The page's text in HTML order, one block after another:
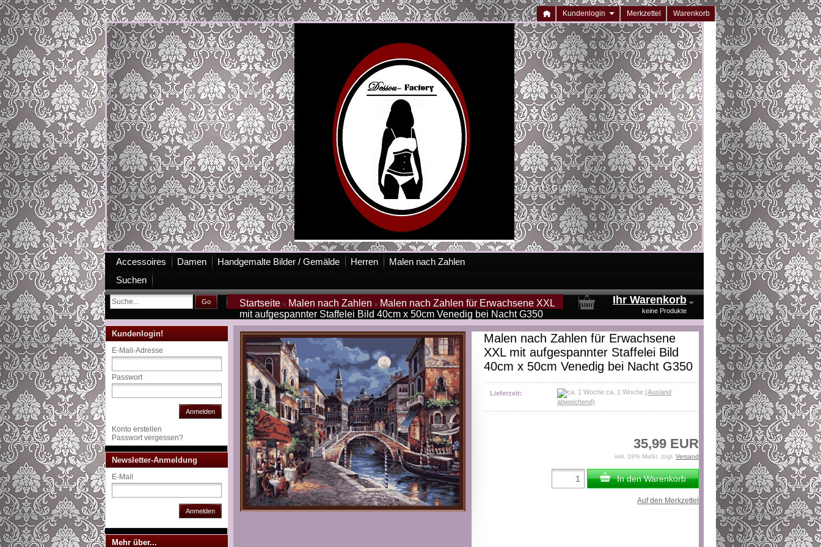
Kundenlogin Merkzettel Warenkorb
Accessoires Damen Handgemalte Bilder / Gemälde Herren
Malen nach Zahlen
Suchen
Go Startseite » Malen nach Zahlen » Malen nach Zahlen für Erwachsene XXL
mit aufgespannter Staffelei Bild 40cm x 50cm Venedig bei Nacht G350
Ihr Warenkorb
keine Produkte
Malen nach Zahlen für Erwachsene
XXL mit aufgespannter Staffelei Bild
40cm x 50cm Venedig bei Nacht G350
Lieferzeit: ca. 1 Woche (Ausland
abweichend)
35,99 EUR
inkl. 19% MwSt. zzgl. Versand
In den Warenkorb
Auf den Merkzettel
Kundenlogin!
E-Mail-Adresse
Passwort
Anmelden
Konto erstellen
Passwort vergessen?
Newsletter-Anmeldung
E-Mail
Anmelden
Mehr über...